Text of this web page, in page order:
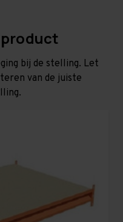
bij de stelling. Let
van de juiste